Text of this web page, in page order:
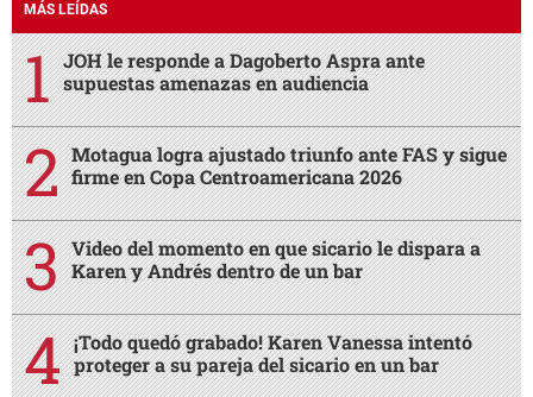
MÁS LEÍDAS
JOH le responde a Dagoberto Aspra ante
supuestas amenazas en audiencia
Motagua logra ajustado triunfo ante FAS y sigue
firme en Copa Centroamericana 2026
Video del momento en que sicario le dispara a
Karen y Andrés dentro de un bar
¡Todo quedó grabado! Karen Vanessa intentó
proteger a su pareja del sicario en un bar